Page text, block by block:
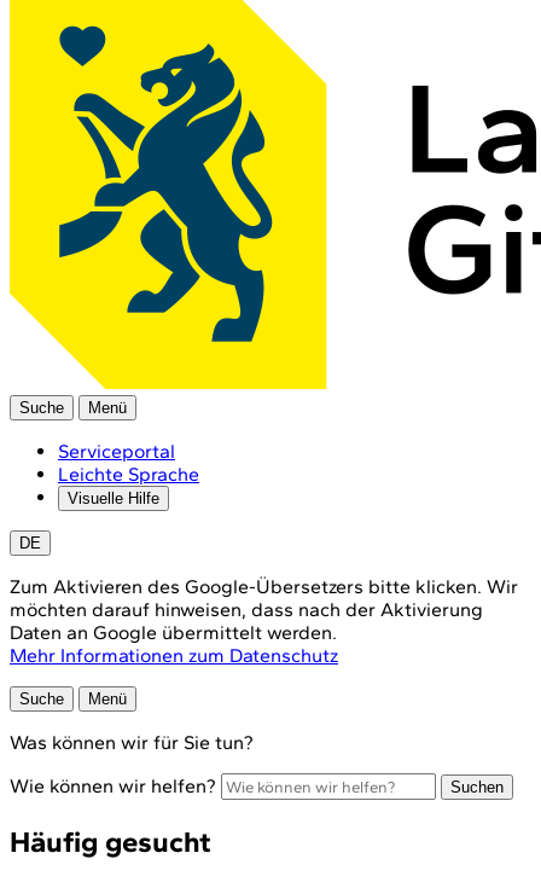
Suche Menü
Serviceportal
Leichte Sprache
Visuelle Hilfe
DE
Zum Aktivieren des Google-Übersetzers bitte klicken. Wir
möchten darauf hinweisen, dass nach der Aktivierung
Daten an Google übermittelt werden.
Mehr Informationen zum Datenschutz
Suche Menü
Was können wir für Sie tun?
Wie können wir helfen?
Suchen
Häufig gesucht